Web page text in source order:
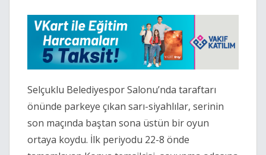
Selçuklu Belediyespor Salonu’nda taraftarı
önünde parkeye çıkan sarı-siyahlılar, serinin
son maçında baştan sona üstün bir oyun
ortaya koydu. İlk periyodu 22-8 önde